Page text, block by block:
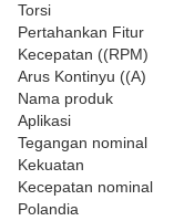
Torsi
Pertahankan Fitur
Kecepatan ((RPM)
Arus Kontinyu ((A)
Nama produk
Aplikasi
Tegangan nominal
Kekuatan
Kecepatan nominal
Polandia